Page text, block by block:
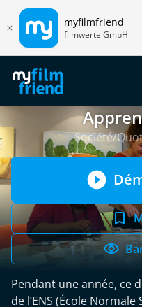
myfilmfriend
filmwerte GmbH
Société/
Pendant une année, ce
de l’ENS (École